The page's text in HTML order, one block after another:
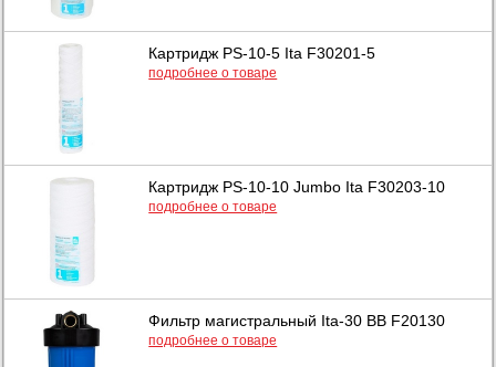
Картридж PS-10-5 Ita F30201-5
подробнее о товаре
Картридж PS-10-10 Jumbo Ita F30203-10
подробнее о товаре
Фильтр магистральный Ita-30 BB F20130
подробнее о товаре